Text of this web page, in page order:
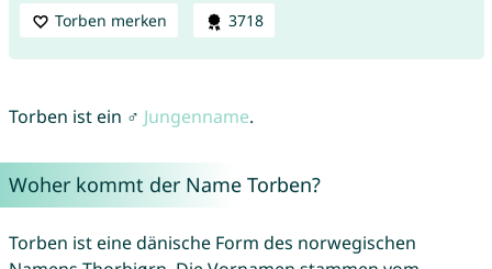
Torben merken 3718
Torben ist ein ♂ Jungenname.
Woher kommt der Name Torben?
Torben ist eine dänische Form des norwegischen